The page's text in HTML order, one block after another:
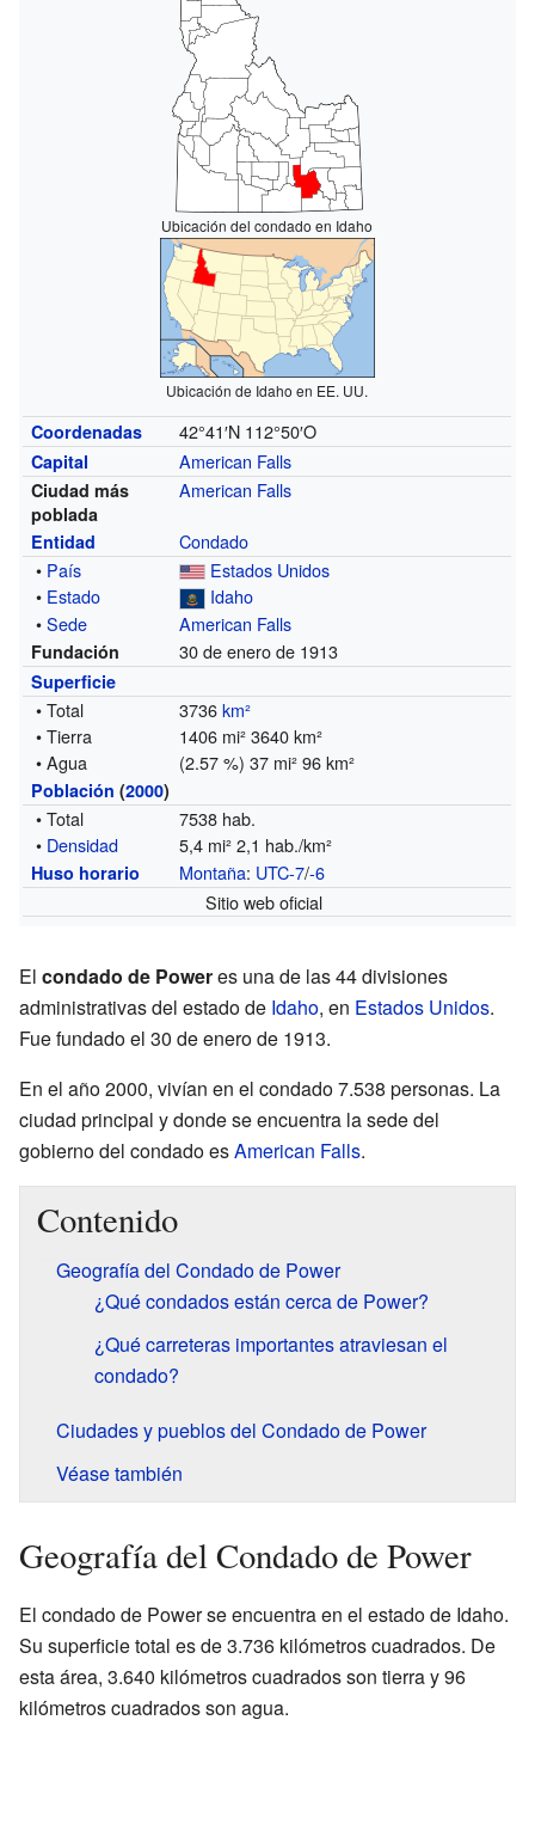
Ubicación del condado en Idaho
Ubicación de Idaho en EE. UU.
Coordenadas 42°41′N 112°50′O
Capital American Falls
Ciudad más
poblada
American Falls
Entidad
Condado
• País
Estados Unidos
• Estado
Idaho
•Sede American Falls
Fundación 30 de enero de 1913
Superficie
• Total 3736km²
• Tierra
1406 mi² 3640 km²
• Agua
(2.57 %) 37 mi² 96 km²
Población (2000)
• Total
7538 hab.
• Densidad 5,4 mi² 2,1 hab./km²
Huso horario Montaña: UTC-7/-6
Sitio web oficial
El condado de Poweres una de las 44 divisiones
administrativas del estado de Idaho, en Estados Unidos.
Fue fundado el 30 de enero de 1913.
En el año 2000, vivían en el condado 7.538 personas. La
ciudad principal y donde se encuentra la sede del
gobierno del condado esAmerican Falls.
Contenido
Geografía del Condado de Power
¿Qué condados están cerca de Power?
¿Qué carreteras importantes atraviesan el
condado?
Ciudades y pueblos del Condado de Power
Véase también
Geografía del Condado de Power
El condado de Power se encuentra en el estado de Idaho.
Su superficie total es de 3.736 kilómetros cuadrados. De
esta área, 3.640 kilómetros cuadrados son tierra y 96
kilómetros cuadrados son agua.